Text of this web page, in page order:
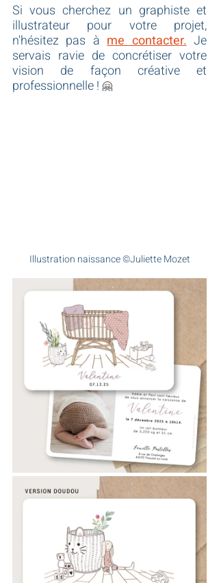
Si vous cherchez un graphiste et
illustrateur pour votre projet,
n'hésitez pas à me contacter. Je
servais ravie de concrétiser votre
vision de façon créative et
professionnelle ! 🤗
Illustration naissance ©Juliette Mozet